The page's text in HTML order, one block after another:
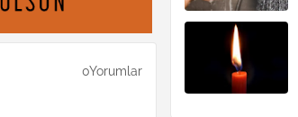
0Yorumlar